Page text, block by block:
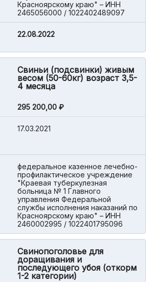
Красноярскому краю" – ИНН
2465056000 / 1022402489097
22.08.2022
Свиньи (подсвинки) живым
весом (50-60кг) возраст 3,5-
4 месяца
295 200,00 ₽
17.03.2021
федеральное казенное лечебно-
профилактическое учреждение
"Краевая туберкулезная
больница № 1 Главного
управления Федеральной
службы исполнения наказаний по
Красноярскому краю" – ИНН
2460002995 / 1022401795096
Свинопоголовье для
доращивания и
последующего убоя (откорм
1-2 категории)